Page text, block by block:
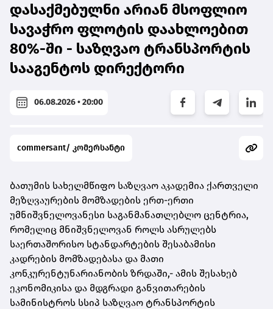
დასაქმებულნი არიან მსოფლიო
სავაჭრო ფლოტის დაახლოებით
80%-ში - საზღვაო ტრანსპორტის
სააგენტოს დირექტორი
06.08.2026 • 20:00
commersant/ კომერსანტი
ბათუმის სახელმწიფო საზღვაო აკადემია ქართველი
მეზღვაურების მომზადების ერთ-ერთი
უმნიშვნელოვანესი საგანმანათლებლო ცენტრია,
რომელიც მნიშვნელოვან როლს ასრულებს
საერთაშორისო სტანდარტების შესაბამისი
კადრების მომზადებასა და მათი
კონკურენტუნარიანობის ზრდაში,- ამის შესახებ
ეკონომიკისა და მდგრადი განვითარების
სამინისტროს სსიპ საზღვაო ტრანსპორტის